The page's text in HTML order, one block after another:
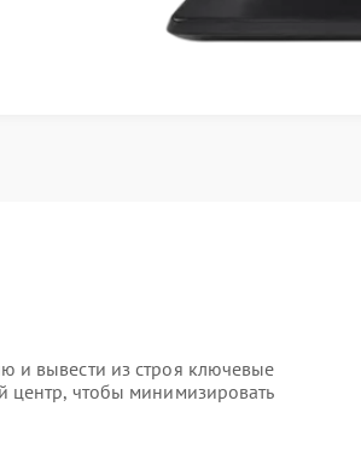
и вывести из строя ключевые
центр, чтобы минимизировать